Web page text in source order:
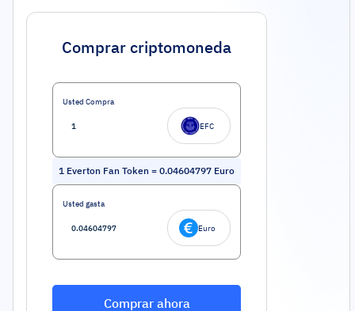
Comprar criptomoneda
Usted Compra
EFC
1 Everton Fan Token = 0.04604797 Euro
Usted gasta
Euro
Comprar ahora